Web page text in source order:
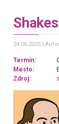
24.06.2025
Termín:
Mesto:
Zdroj: